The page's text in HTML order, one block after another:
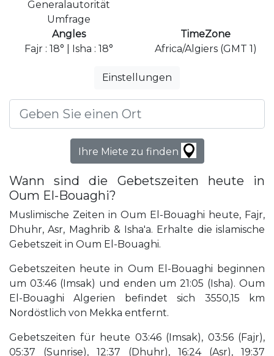
Generalautorität
Umfrage
Angles
Fajr : 18° | Isha : 18°
TimeZone
Africa/Algiers (GMT 1)
Einstellungen
Ihre Miete zu finden
Wann sind die Gebetszeiten heute in
Oum El-Bouaghi?
Muslimische Zeiten in Oum El-Bouaghi heute, Fajr,
Dhuhr, Asr, Maghrib & Isha'a. Erhalte die islamische
Gebetszeit in Oum El-Bouaghi.
Gebetszeiten heute in Oum El-Bouaghi beginnen
um 03:46 (Imsak) und enden um 21:05 (Isha). Oum
El-Bouaghi Algerien befindet sich 3550,15 km
Nordöstlich von Mekka entfernt.
Gebetszeiten für heute 03:46 (Imsak), 03:56 (Fajr),
05:37 (Sunrise), 12:37 (Dhuhr), 16:24 (Asr), 19:37